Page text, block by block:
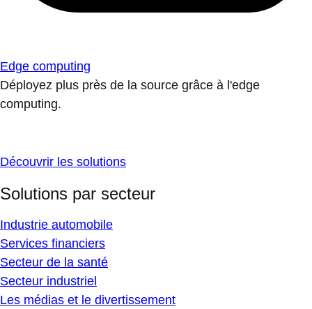
Edge computing
Déployez plus près de la source grâce à l'edge
computing.
Découvrir les solutions
Solutions par secteur
Industrie automobile
Services financiers
Secteur de la santé
Secteur industriel
Les médias et le divertissement